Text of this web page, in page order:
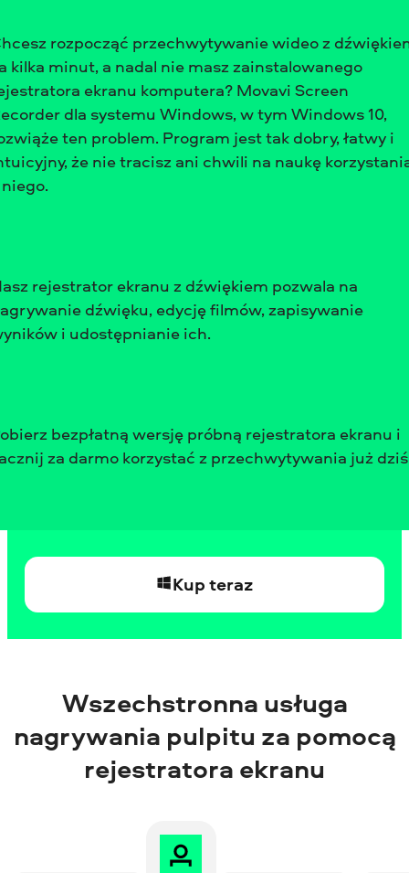
PC do przesyłania strumieniowego i
nagrywania gier, które umożliwia
przechwytywanie i transmisję
strumieniową rozgrywki za jednym
kliknięciem.
obraz z kamerki internetowej w nagraniu,
przechwytywać dźwięki odtwarzane w
grze i dodawać komentarze głosowe za
rozpocząć przechwytywanie wideo z
kilka minut, a nadal nie masz zainstalowanego
ekranu komputera? Movavi Screen
dla systemu Windows, w tym Windows 10,
ten problem. Program jest tak dobry, łatwy i
że nie tracisz ani chwili na naukę
rejestrator ekranu z dźwiękiem pozwala na
dźwięku, edycję filmów, zapisywanie
i udostępnianie ich.
bezpłatną wersję próbną rejestratora ekranu i
za darmo korzystać z przechwytywania już
Kup teraz
Wszechstronna usługa
nagrywania pulpitu za pomocą
rejestratora ekranu